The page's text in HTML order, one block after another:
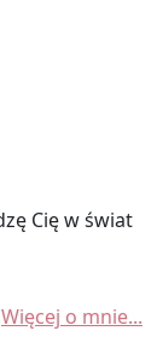
Cię w świat
Więcej o mnie...